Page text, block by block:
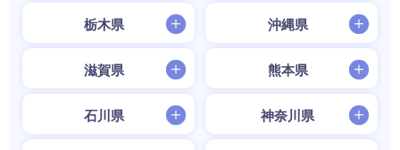
栃木県 沖縄県
滋賀県 熊本県
石川県 神奈川県